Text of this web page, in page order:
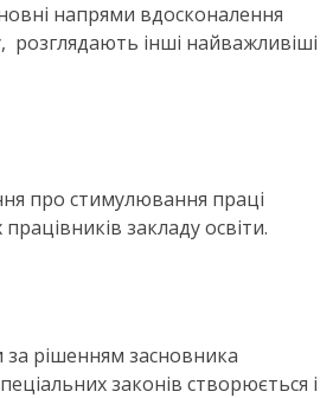
напрями вдосконалення
розглядають інші найважливіші
про стимулювання праці
закладу освіти.
за рішенням засновника
законів створюється і